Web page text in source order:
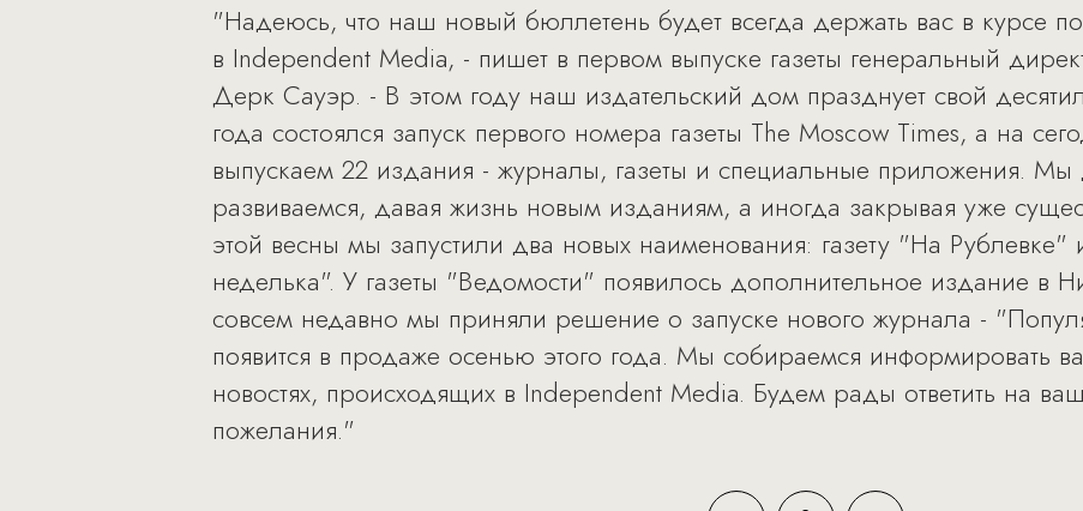
"Надеюсь, что наш новый бюллетень будет всегда держать вас в курсе
в Independent Media, - пишет в первом выпуске газеты генеральный
Дерк Сауэр. - В этом году наш издательский дом празднует свой
года состоялся запуск первого номера газеты The Moscow Times, а на
выпускаем 22 издания - журналы, газеты и специальные приложения.
развиваемся, давая жизнь новым изданиям, а иногда закрывая уже
этой весны мы запустили два новых наименования: газету "На Рублевке"
неделька". У газеты "Ведомости" появилось дополнительное издание в
совсем недавно мы приняли решение о запуске нового журнала -
появится в продаже осенью этого года. Мы собираемся информировать
новостях, происходящих в Independent Media. Будем рады ответить на
пожелания."